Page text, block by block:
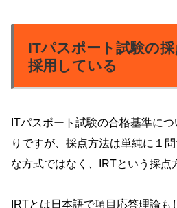
ITパスポート試験の
採用している
ITパスポート試験の合格基準に
りですが、採点方法は単純に１
な方式ではなく、IRTという採点
IRTとは日本語で項目応答理論